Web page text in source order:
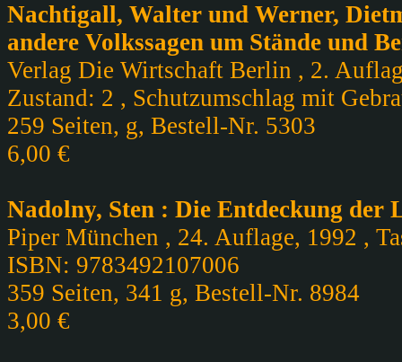
Nachtigall, Walter und Werner,
andere Volkssagen um Stände und
Verlag Die Wirtschaft Berlin , 2.
Zustand: 2 , Schutzumschlag mit
259 Seiten, g, Bestell-Nr. 5303
6,00 €
Nadolny, Sten : Die Entdeckung der
Piper München , 24. Auflage, 1992 ,
ISBN: 9783492107006
359 Seiten, 341 g, Bestell-Nr. 8984
3,00 €